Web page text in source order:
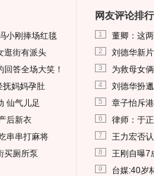
小刚捧场红毯
逛街有派头
答全场大笑！
抚妈妈孕肚
仙气儿足
后新衣
串串打麻将
买厕所泵
网友评论排行
1 董卿：这
2 刘德华新
3 为救母女
4 刘德华扮
5 章子怡斥
6 律师：于
7 王力宏否
8 王刚自曝7
9 台媒:40岁